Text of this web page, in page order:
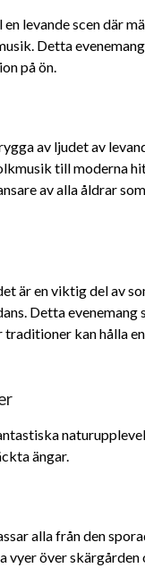
levande scen där
Detta
på ön.
av ljudet av
till moderna
av alla åldrar
är en viktig del av
Detta
kan hålla
ängar.
alla från den
över skärgården